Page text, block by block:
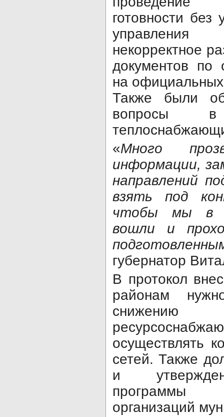
готовности без
некорректное
документов по
на
Также были
вопросы
«Много
информации,
направлений
взять под
чтобы мы в
вошли и
губернатор
В протокол
районам
осуществлять
сетей. Также
и
программы
организаций